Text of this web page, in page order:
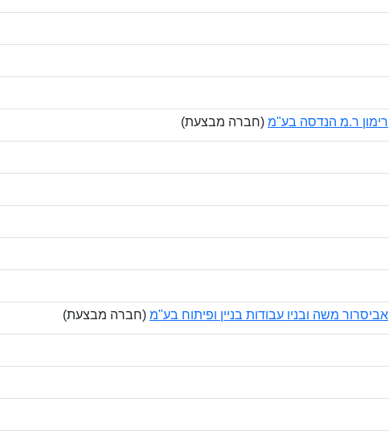
רימון ר.מ הנדסה בע"מ (חברה מבצעת)
אביסרור משה ובניו עבודות בניין ופיתוח בע"מ (חברה מבצעת)